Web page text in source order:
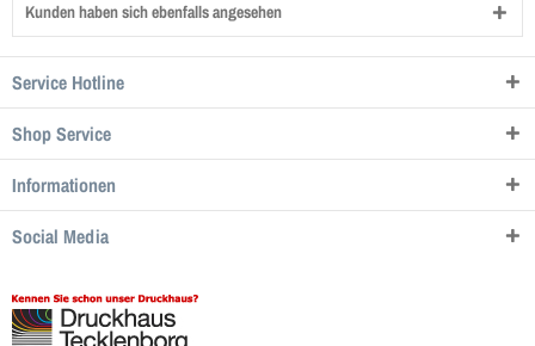
Kunden haben sich ebenfalls angesehen
Service Hotline
Shop Service
Informationen
Social Media